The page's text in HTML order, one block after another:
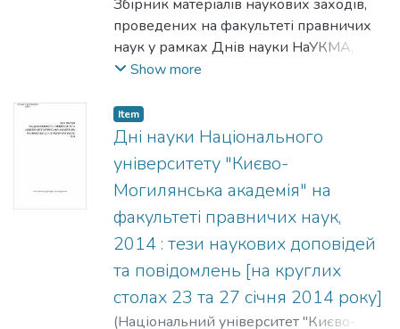
законодавства України.
Могилянська академія",2013 )
Мелешевич, Андрій;Артикуца, Наталія
Галаган, Володимир ;Ханик-Посполітак,
Роксолана
Збірник матеріалів наукових заходів,
проведених на факультеті правничих
наук у рамках Днів науки НаУКМА,
присвячено актуальним питанням
якості сучасного законодавства,
теоретичним і прикладним проблемам
приватного права, кримінально-
правовим та процесуальним аспектам
кримінального провадження в Україні.
У наукових статтях та тезах науково-
педагогічних працівників, аспірантів,
ад'юнктів, магістрів, студентів та
практичних працівників
правоохоронних органів України
Show more
Item
Дні науки Національного
університету "Києво-
Могилянська академія" на
факультеті правничих наук,
2014 : тези наукових доповідей
та повідомлень [на круглих
столах 23 та 27 січня 2014 року]
(Національний університет "Києво-